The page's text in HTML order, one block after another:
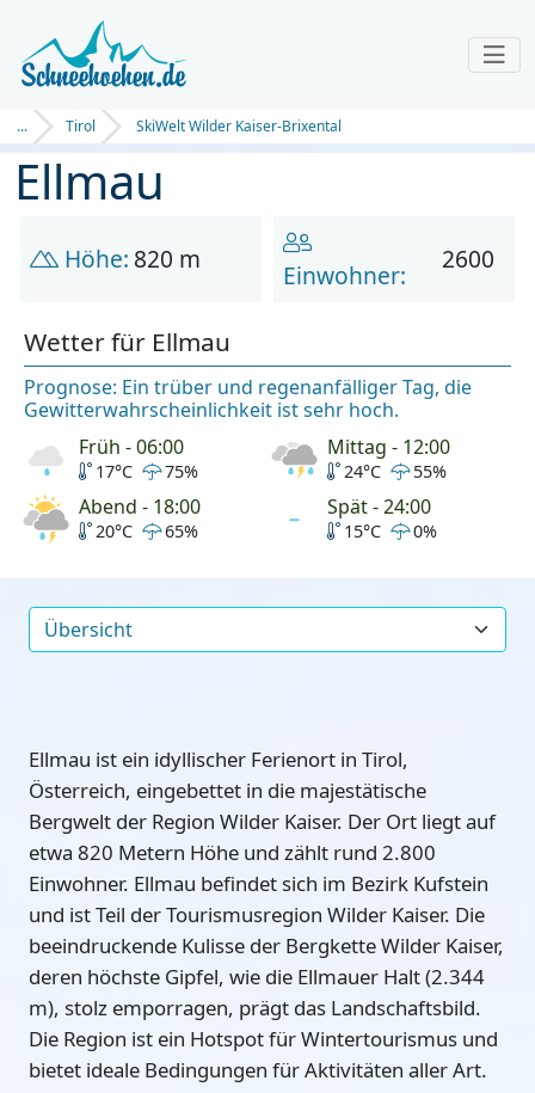
... Tirol SkiWelt Wilder Kaiser-Brixental
Ellmau
Höhe: 820 m
Einwohner:
2600
Wetter für Ellmau
Prognose: Ein trüber und regenanfälliger Tag, die
Gewitterwahrscheinlichkeit ist sehr hoch.
Früh - 06:00
17°C 75%
Mittag - 12:00
24°C 55%
Abend - 18:00
20°C 65%
Spät - 24:00
15°C 0%
Ellmau ist ein idyllischer Ferienort in Tirol,
Österreich, eingebettet in die majestätische
Bergwelt der Region Wilder Kaiser. Der Ort liegt auf
etwa 820 Metern Höhe und zählt rund 2.800
Einwohner. Ellmau befindet sich im Bezirk Kufstein
und ist Teil der Tourismusregion Wilder Kaiser. Die
beeindruckende Kulisse der Bergkette Wilder Kaiser,
deren höchste Gipfel, wie die Ellmauer Halt (2.344
m), stolz emporragen, prägt das Landschaftsbild.
Die Region ist ein Hotspot für Wintertourismus und
bietet ideale Bedingungen für Aktivitäten aller Art.